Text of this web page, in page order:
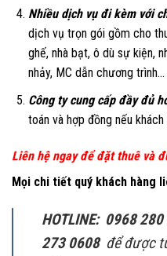
Nhiều dịch vụ đi kèm với
dịch vụ trọn gói gồm cho
ghế, nhà bạt, ô dù sự kiện,
nhảy, MC dẫn chương trình…
Công ty cung cấp đầy đủ
toán và hợp đồng nếu khách
Liên hệ ngay để đặt thuê và
Mọi chi tiết quý khách hàng
HOTLINE: 0968
273 0608 để được